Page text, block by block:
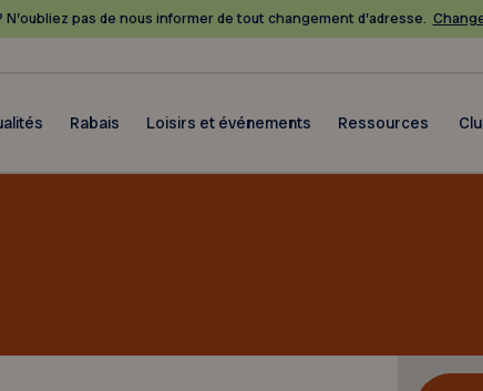
pas de nous informer de tout changement d’adresse.
Rabais Loisirs et événements Ressources